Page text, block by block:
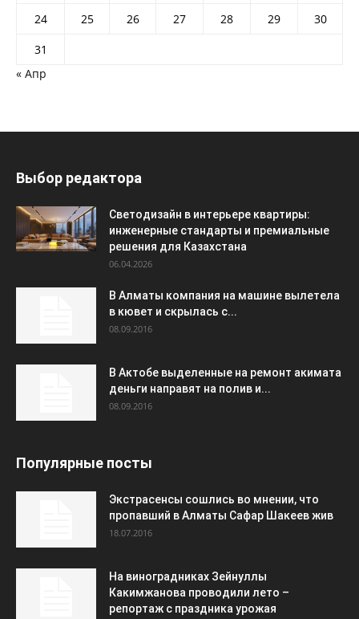
24
25 26 27 28 29
30
31
« Апр
Выбор редактора
Светодизайн в интерьере квартиры:
инженерные стандарты и премиальные
решения для Казахстана
06.04.2026
В Алматы компания на машине вылетела
в кювет и скрылась с...
08.09.2016
В Актобе выделенные на ремонт акимата
деньги направят на полив и...
08.09.2016
Популярные посты
Экстрасенсы сошлись во мнении, что
пропавший в Алматы Сафар Шакеев жив
18.07.2016
На виноградниках Зейнуллы
Какимжанова проводили лето –
репортаж с праздника урожая